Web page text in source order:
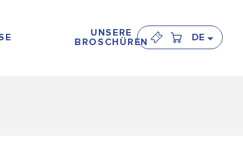
UNSERE
BROSCHÜREN
DE